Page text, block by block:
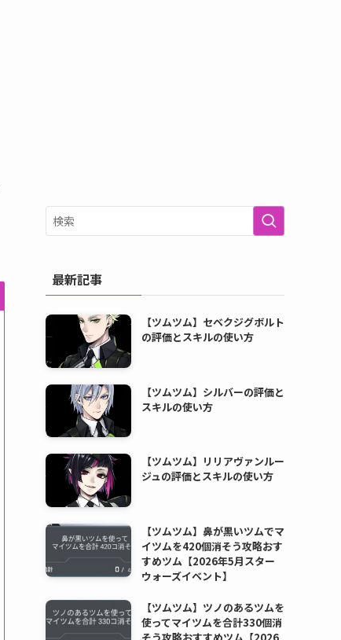
最新記事
【ツムツム】セベクジグボルト
の評価とスキルの使い方
【ツムツム】シルバーの評価と
スキルの使い方
【ツムツム】リリアヴァンルー
ジュの評価とスキルの使い方
【ツムツム】鼻が黒いツムでマ
イツムを420個消そう攻略おす
すめツム【2026年5月スター
ウォーズイベント】
【ツムツム】ツノのあるツムを
使ってマイツムを合計330個消